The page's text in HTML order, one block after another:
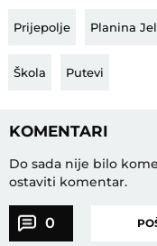
Prijepolje Planina
Škola Putevi
KOMENTARI
Do sada nije bilo
ostaviti komentar.
0